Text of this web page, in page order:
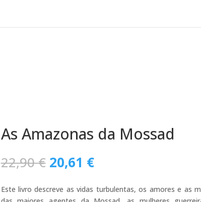
As Amazonas da Mossad
22,90€ O
preço
original
era:
20,61 €O
preço
atual
é:
Este livro descreve as vidas turbulentas, os amores e as